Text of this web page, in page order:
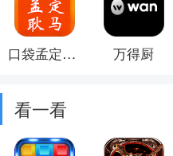
口袋孟定耿马 万得厨
看一看